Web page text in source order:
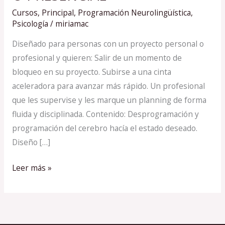
Cursos, Principal, Programación Neurolingüística,
Psicología / miriamac
Diseñado para personas con un proyecto personal o
profesional y quieren: Salir de un momento de
bloqueo en su proyecto. Subirse a una cinta
aceleradora para avanzar más rápido. Un profesional
que les supervise y les marque un planning de forma
fluida y disciplinada. Contenido: Desprogramación y
programación del cerebro hacía el estado deseado.
Diseño […]
ONLINE
O
PRESENCIAL
Leer más »